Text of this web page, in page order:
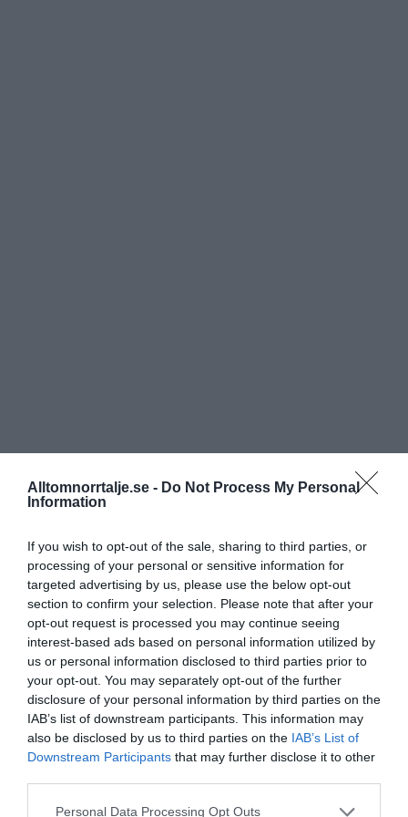
Alltomnorrtalje.se - Do Not Process My Personal
Information
If you wish to opt-out of the sale, sharing to third parties, or
processing of your personal or sensitive information for
targeted advertising by us, please use the below opt-out
section to confirm your selection. Please note that after your
opt-out request is processed you may continue seeing
interest-based ads based on personal information utilized by
us or personal information disclosed to third parties prior to
your opt-out. You may separately opt-out of the further
disclosure of your personal information by third parties on the
IAB’s list of downstream participants. This information may
also be disclosed by us to third parties on the IAB’s List of
Downstream Participants that may further disclose it to other
Personal Data Processing Opt Outs